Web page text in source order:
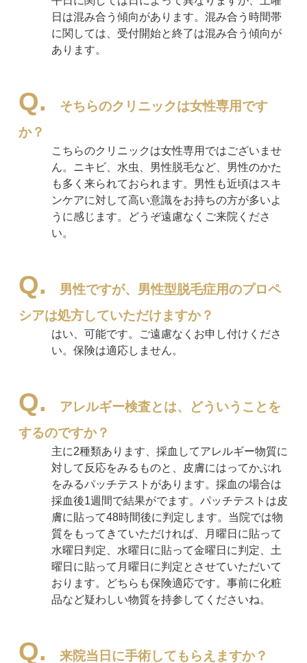
日は混み合う傾向があります。混み合う時間帯
に関しては、受付開始と終了は混み合う傾向が
あります。
そちらのクリニックは女性専用です
か？
こちらのクリニックは女性専用ではございませ
ん。ニキビ、水虫、男性脱毛など、男性のかた
も多く来られておられます。男性も近頃はスキ
ンケアに対して高い意識をお持ちの方が多いよ
うに感じます。どうぞ遠慮なくご来院くださ
い。
男性ですが、男性型脱毛症用のプロペ
シアは処方していただけますか？
はい、可能です。ご遠慮なくお申し付けくださ
い。保険は適応しません。
アレルギー検査とは、どういうことを
するのですか？
主に2種類あります、採血してアレルギー物質に
対して反応をみるものと、皮膚にはってかぶれ
をみるパッチテストがあります。採血の場合は
採血後1週間で結果がでます。パッチテストは皮
膚に貼って48時間後に判定します。当院では物
質をもってきていただければ、月曜日に貼って
水曜日判定、水曜日に貼って金曜日に判定、土
曜日に貼って月曜日に判定とさせていただいて
おります。どちらも保険適応です。事前に化粧
品など疑わしい物質を持参してくださいね。
来院当日に手術してもらえますか？